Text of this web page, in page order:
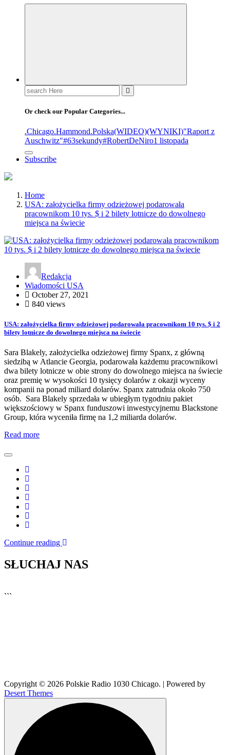
Or check our Popular Categories...
.Chicago.Hammond.Polska(WIDEO)(WYNIKI)"Raport z
Auschwitz"#63sekundy#RobertDeNiro1 listopada
Subscribe
Home
USA: założycielka firmy odzieżowej podarowała
pracownikom 10 tys. $ i 2 bilety lotnicze do dowolnego
miejsca na świecie
Redakcja
Wiadomości USA
October 27, 2021
840 views
USA: założycielka firmy odzieżowej podarowała pracownikom 10 tys. $ i 2
bilety lotnicze do dowolnego miejsca na świecie
Sara Blakely, założycielka odzieżowej firmy Spanx, z główną
siedzibą w Atlancie Georgia, podarowała każdemu pracownikowi
dwa bilety lotnicze w obie strony do dowolnego miejsca na świecie
oraz premię w wysokości 10 tysięcy dolarów z okazji wyceny
kompanii na ponad miliard dolarów. Spanx zatrudnia około 750
osób. Sara Blakely sprzedała w ubiegłym tygodniu pakiet
większościowy w Spanx funduszowi inwestycyjnemu Blackstone
Group, która wyceniła firmę na 1,2 miliarda dolarów.
Read more
Continue reading
SŁUCHAJ NAS
```
Copyright © 2026 Polskie Radio 1030 Chicago. | Powered by
Desert Themes